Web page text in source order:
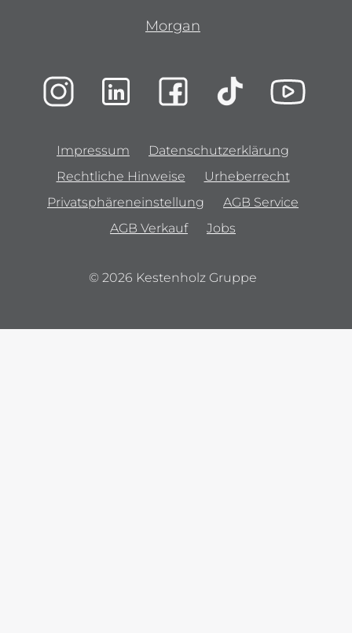
Morgan
Impressum
Datenschutzerklärung
Rechtliche Hinweise
Urheberrecht
Privatsphäreneinstellung
AGB Service
AGB Verkauf
Jobs
© 2026 Kestenholz Gruppe